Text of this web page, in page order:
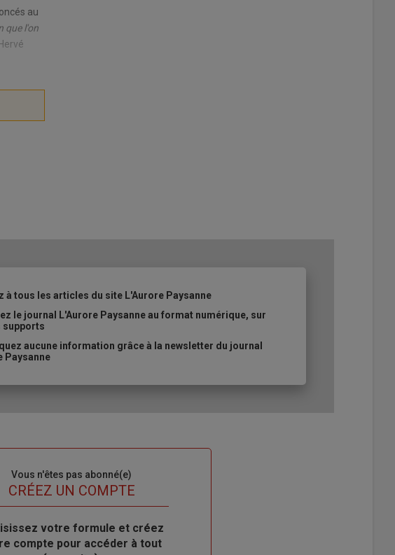
au
que l'on
à tous les articles du site L'Aurore Paysanne
le journal L'Aurore Paysanne au format numérique, sur
supports
aucune information grâce à la newsletter du journal
Paysanne
Vous n'êtes pas abonné(e)
CRÉEZ UN COMPTE
votre formule et créez
compte pour accéder à tout